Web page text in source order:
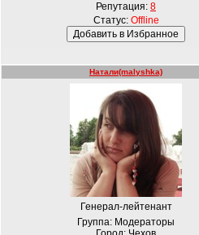
Репутация: 8
Статус: Offline
Натали(malyshka)
Генерал-лейтенант
Группа: Модераторы